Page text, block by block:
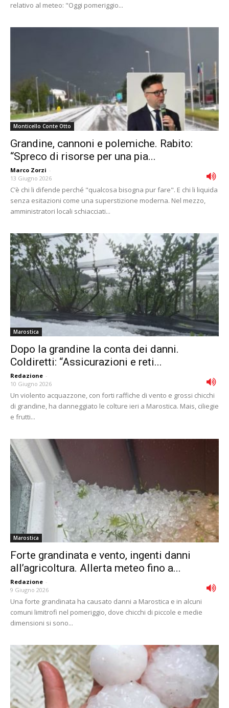
relativo al meteo: "Oggi pomeriggio...
Monticello Conte Otto
Grandine, cannoni e polemiche. Rabito:
“Spreco di risorse per una pia...
Marco Zorzi -
13 Giugno 2026
C’è chi li difende perché "qualcosa bisogna pur fare". E chi li liquida
senza esitazioni come una superstizione moderna. Nel mezzo,
amministratori locali schiacciati...
Marostica
Dopo la grandine la conta dei danni.
Coldiretti: “Assicurazioni e reti...
Redazione -
10 Giugno 2026
Un violento acquazzone, con forti raffiche di vento e grossi chicchi
di grandine, ha danneggiato le colture ieri a Marostica. Mais, ciliegie
e frutti...
Marostica
Forte grandinata e vento, ingenti danni
all’agricoltura. Allerta meteo fino a...
Redazione -
9 Giugno 2026
Una forte grandinata ha causato danni a Marostica e in alcuni
comuni limitrofi nel pomeriggio, dove chicchi di piccole e medie
dimensioni si sono...